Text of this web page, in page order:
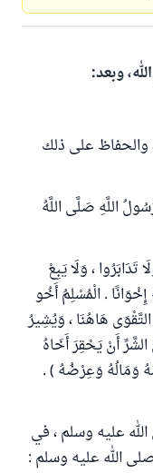
وبعد:
والحفاظ على ذلك
اللَّهِ صَلَّى اللَّهُ
، وَلَا يَبِعْ
. الْمُسْلِمُ أَخُو
هَاهُنَا ، وَيُشِيرُ
أَنْ يَحْقِرَ أَخَاهُ
وَمَالُهُ وَعِرْضُهُ ) .
عليه وسلم ، في
الله عليه وسلم :